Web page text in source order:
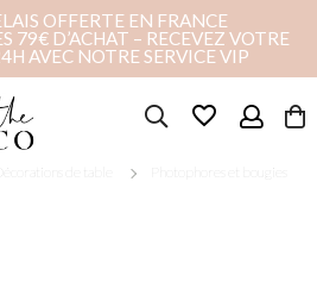
OFFERTE EN FRANCE
79€ D’ACHAT – RECEVEZ VOTRE
AVEC NOTRE SERVICE VIP
favorite_border
Décorations de table
Photophores et bougies